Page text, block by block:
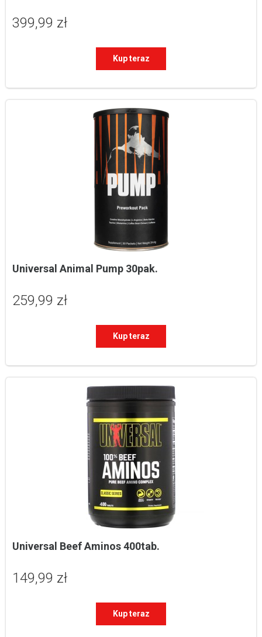
399,99 zł
Kup teraz
Universal Animal Pump 30pak.
259,99 zł
Kup teraz
Universal Beef Aminos 400tab.
149,99 zł
Kup teraz